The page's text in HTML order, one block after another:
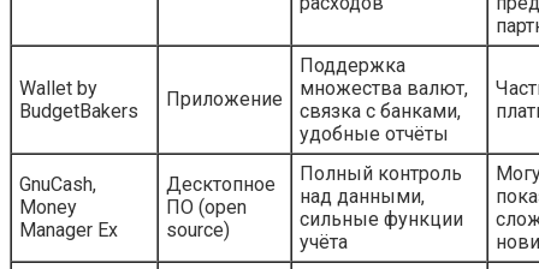
Wallet by
BudgetBakers
Приложение
Поддержка
множества валют,
связка с банками,
удобные отчёты
GnuCash,
Money
Manager Ex
Десктопное
ПО (open
source)
Полный контроль
над данными,
сильные функции
учёта